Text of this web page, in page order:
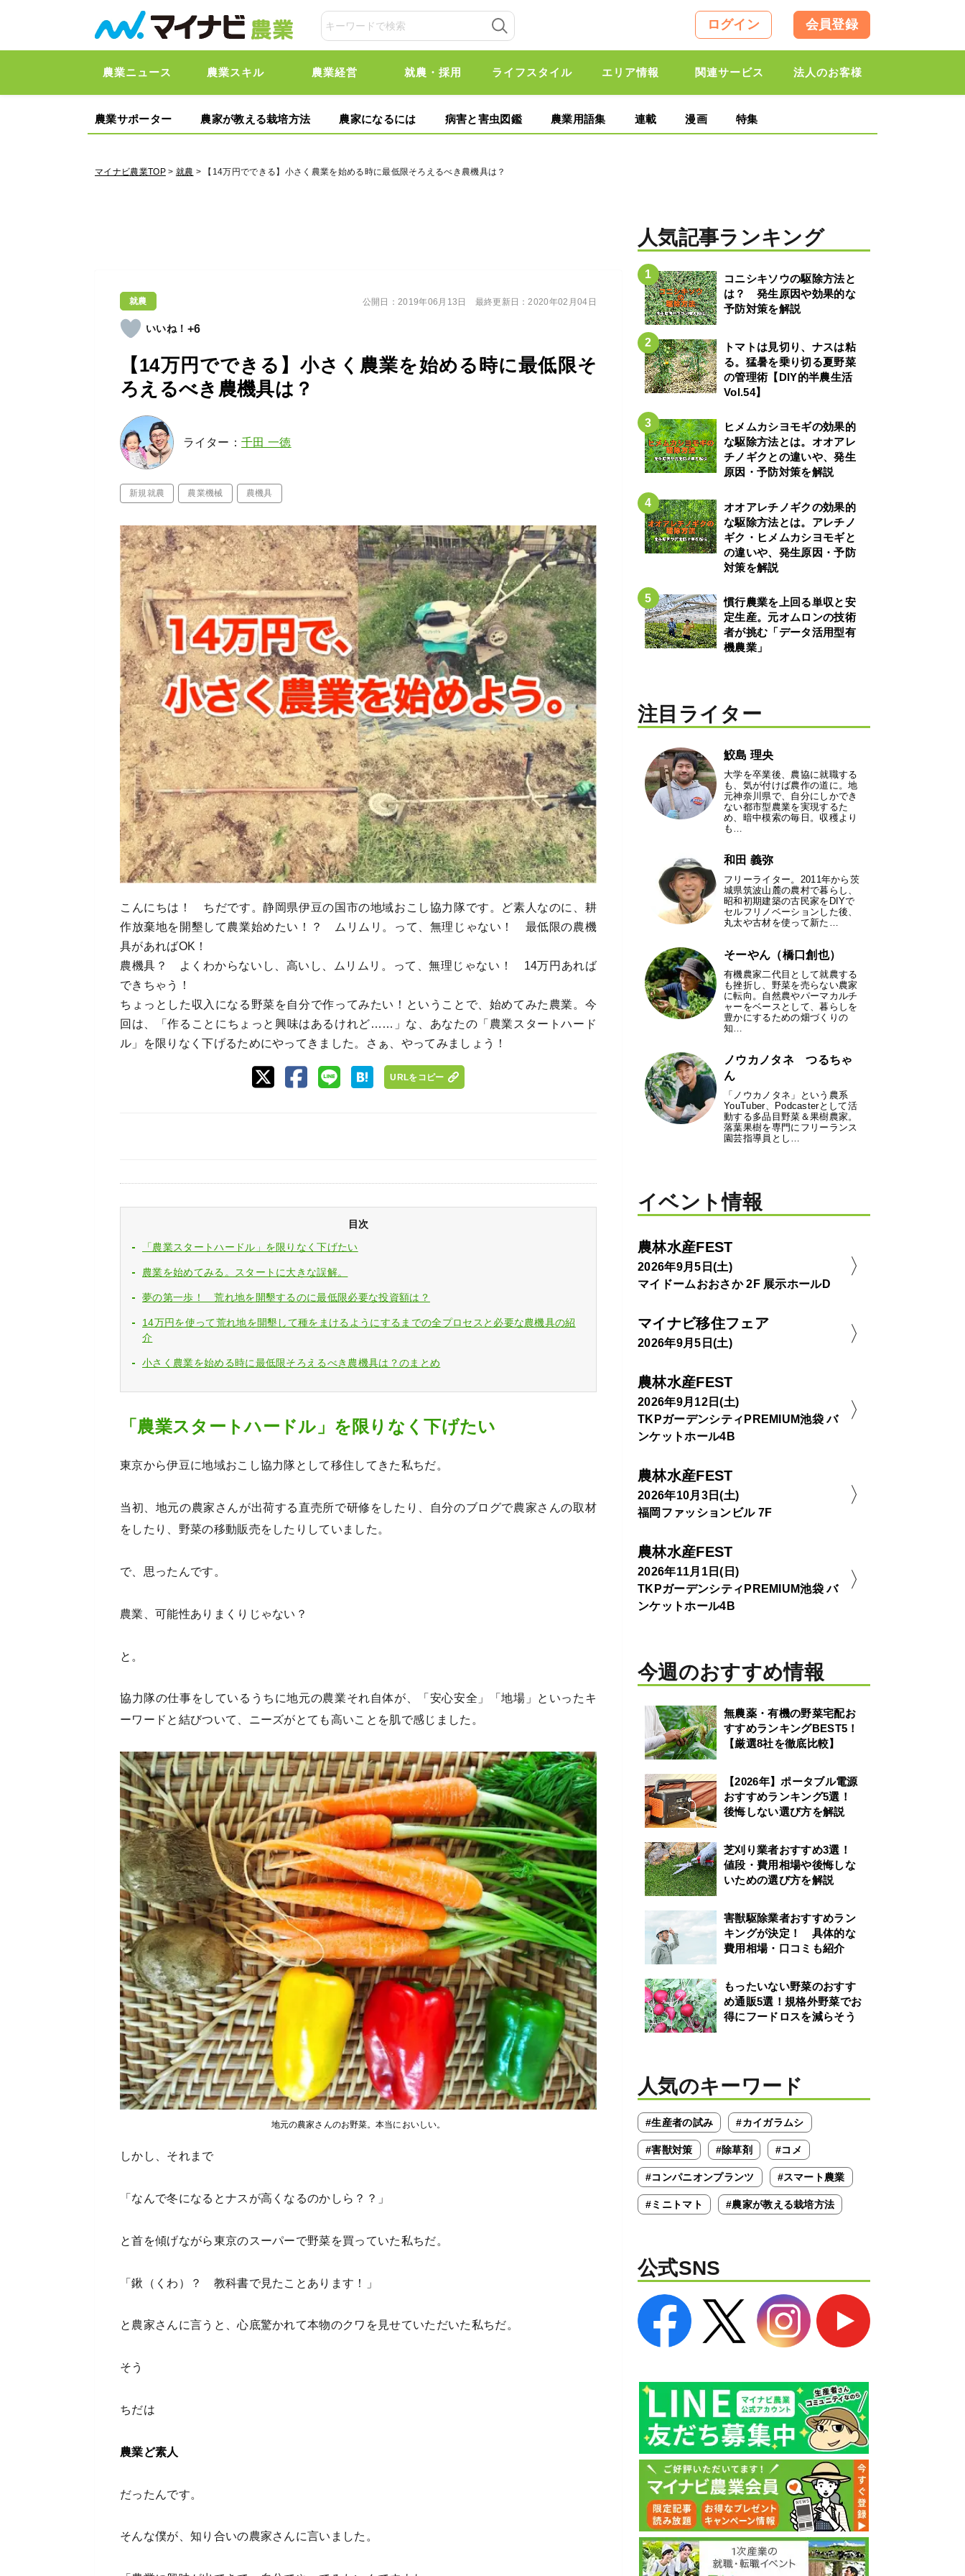
ログイン 会員登録
農業ニュース 農業スキル 農業経営 就農・採用 ライフスタイル エリア情報 関連サービス 法人のお客様
農業サポーター 農家が教える栽培方法 農家になるには 病害と害虫図鑑 農業用語集 連載 漫画 特集
マイナビ農業TOP> 就農 > 【14万円でできる】小さく農業を始める時に最低限そろえるべき農機具は？
就農
+6
【14万円でできる】小さく農業を始める時に最低限そ
ろえるべき農機具は？
ライター：千田 一徳
新規就農 農業機械 農機具
公開日：2019年06月13日 最終更新日：2020年02月04日
こんにちは！ ちだです。静岡県伊豆の国市の地域おこし協力隊です。ど素人なのに、耕
作放棄地を開墾して農業始めたい！？ ムリムリ。って、無理じゃない！ 最低限の農機
具があればOK！
農機具？ よくわからないし、高いし、ムリムリ。って、無理じゃない！ 14万円あれば
できちゃう！
ちょっとした収入になる野菜を自分で作ってみたい！ということで、始めてみた農業。今
回は、「作ることにちょっと興味はあるけれど……」な、あなたの「農業スタートハード
ル」を限りなく下げるためにやってきました。さぁ、やってみましょう！
URLをコピー
目次
「農業スタートハードル」を限りなく下げたい
農業を始めてみる。スタートに大きな誤解。
夢の第一歩！ 荒れ地を開墾するのに最低限必要な投資額は？
14万円を使って荒れ地を開墾して種をまけるようにするまでの全プロセスと必要な農機具の紹
介
小さく農業を始める時に最低限そろえるべき農機具は？のまとめ
「農業スタートハードル」を限りなく下げたい
東京から伊豆に地域おこし協力隊として移住してきた私ちだ。
当初、地元の農家さんが出荷する直売所で研修をしたり、自分のブログで農家さんの取材
をしたり、野菜の移動販売をしたりしていました。
で、思ったんです。
農業、可能性ありまくりじゃない？
と。
協力隊の仕事をしているうちに地元の農業それ自体が、「安心安全」「地場」といったキ
ーワードと結びついて、ニーズがとても高いことを肌で感じました。
地元の農家さんのお野菜。本当においしい。
しかし、それまで
「なんで冬になるとナスが高くなるのかしら？？」
と首を傾げながら東京のスーパーで野菜を買っていた私ちだ。
「鍬（くわ）？ 教科書で見たことあります！」
と農家さんに言うと、心底驚かれて本物のクワを見せていただいた私ちだ。
そう
ちだは
農業ど素人
だったんです。
そんな僕が、知り合いの農家さんに言いました。
人気記事ランキング
コニシキソウの駆除方法と
は？ 発生原因や効果的な
予防対策を解説
トマトは見切り、ナスは粘
る。猛暑を乗り切る夏野菜
の管理術【DIY的半農生活
Vol.54】
ヒメムカシヨモギの効果的
な駆除方法とは。オオアレ
チノギクとの違いや、発生
原因・予防対策を解説
オオアレチノギクの効果的
な駆除方法とは。アレチノ
ギク・ヒメムカシヨモギと
の違いや、発生原因・予防
対策を解説
慣行農業を上回る単収と安
定生産。元オムロンの技術
者が挑む「データ活用型有
機農業」
注目ライター
鮫島 理央
大学を卒業後、農協に就職する
も、気が付けば農作の道に。地
元神奈川県で、自分にしかでき
ない都市型農業を実現するた
め、暗中模索の毎日。収穫より
も…
和田 義弥
フリーライター。2011年から茨
城県筑波山麓の農村で暮らし、
昭和初期建築の古民家をDIYで
セルフリノベーションした後、
丸太や古材を使って新た…
そーやん（橋口創也）
有機農家二代目として就農する
も挫折し、野菜を売らない農家
に転向。自然農やパーマカルチ
ャーをベースとして、暮らしを
豊かにするための畑づくりの
知…
ノウカノタネ つるちゃ
ん
「ノウカノタネ」という農系
YouTuber、Podcasterとして活
動する多品目野菜＆果樹農家。
落葉果樹を専門にフリーランス
園芸指導員とし…
イベント情報
農林水産FEST
2026年9月5日(土)
マイドームおおさか 2F 展示ホールD
マイナビ移住フェア
2026年9月5日(土)
農林水産FEST
2026年9月12日(土)
TKPガーデンシティPREMIUM池袋 バ
ンケットホール4B
農林水産FEST
2026年10月3日(土)
福岡ファッションビル 7F
農林水産FEST
2026年11月1日(日)
TKPガーデンシティPREMIUM池袋 バ
ンケットホール4B
今週のおすすめ情報
無農薬・有機の野菜宅配お
すすめランキングBEST5！
【厳選8社を徹底比較】
【2026年】ポータブル電源
おすすめランキング5選！
後悔しない選び方を解説
芝刈り業者おすすめ3選！
値段・費用相場や後悔しな
いための選び方を解説
害獣駆除業者おすすめラン
キングが決定！ 具体的な
費用相場・口コミも紹介
もったいない野菜のおすす
め通販5選！規格外野菜でお
得にフードロスを減らそう
人気のキーワード
#生産者の試み #カイガラムシ
#害獣対策 #除草剤 #コメ
#コンパニオンプランツ #スマート農業
#ミニトマト #農家が教える栽培方法
公式SNS